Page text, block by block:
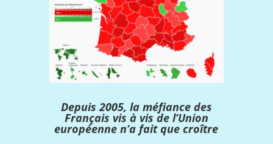
Depuis 2005, la méfiance des
Français vis à vis de l’Union
européenne n’a fait que croître